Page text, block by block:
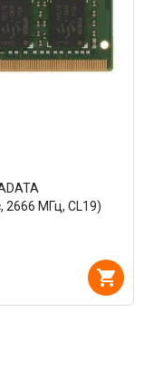
2666 МГц, CL19)